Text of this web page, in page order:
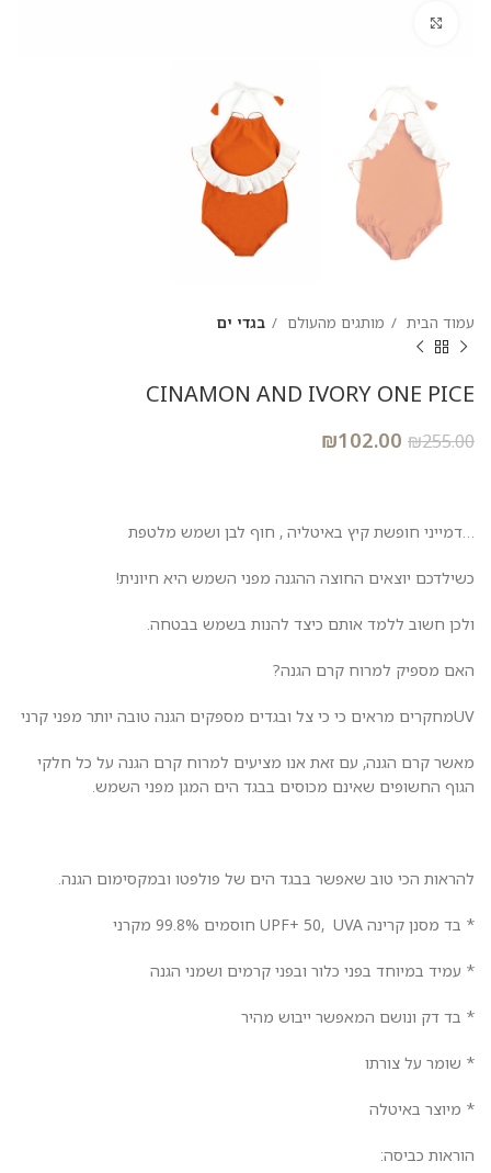
עמוד הבית מותגים מהעולם בגדי ים
CINAMON AND IVORY ONE PICE
₪255.00
₪102.00
…דמייני חופשת קיץ באיטליה , חוף לבן ושמש מלטפת
כשילדכם יוצאים החוצה ההגנה מפני השמש היא חיונית!
ולכן חשוב ללמד אותם כיצד להנות בשמש בבטחה.
האם מספיק למרוח קרם הגנה?
UVמחקרים מראים כי כי צל ובגדים מספקים הגנה טובה יותר מפני קרני
מאשר קרם הגנה, עם זאת אנו מציעים למרוח קרם הגנה על כל חלקי
הגוף החשופים שאינם מכוסים בבגד הים המגן מפני השמש.
להראות הכי טוב שאפשר בבגד הים של פולפטו ובמקסימום הגנה.
* בד מסנן קרינה UPF+ 50, UVA חוסמים 99.8% מקרני
* עמיד במיוחד בפני כלור ובפני קרמים ושמני הגנה
* בד דק ונושם המאפשר ייבוש מהיר
* שומר על צורתו
* מיוצר באיטלה
הוראות כביסה: